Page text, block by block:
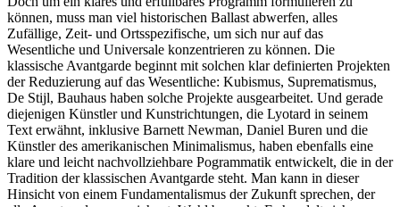
können, muss man viel historischen Ballast abwerfen, alles
Zufällige, Zeit- und Ortsspezifische, um sich nur auf das
Wesentliche und Universale konzentrieren zu können. Die
klassische Avantgarde beginnt mit solchen klar definierten Projekten
der Reduzierung auf das Wesentliche: Kubismus, Suprematismus,
De Stijl, Bauhaus haben solche Projekte ausgearbeitet. Und gerade
diejenigen Künstler und Kunstrichtungen, die Lyotard in seinem
Text erwähnt, inklusive Barnett Newman, Daniel Buren und die
Künstler des amerikanischen Minimalismus, haben ebenfalls eine
klare und leicht nachvollziehbare Pogrammatik entwickelt, die in der
Tradition der klassischen Avantgarde steht. Man kann in dieser
Hinsicht von einem Fundamentalismus der Zukunft sprechen, der